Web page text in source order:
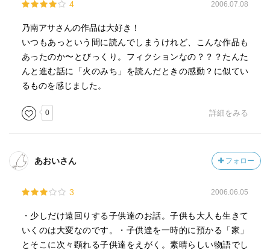
4 2006.07.08
乃南アサさんの作品は大好き！
いつもあっという間に読んでしまうけれど、こんな作品も
あったのか〜とびっくり。フィクションなの？？？たんた
んと進む話に「火のみち」を読んだときの感動？に似てい
るものを感じました。
0 詳細をみる
あおいさん フォロー
3 2006.06.05
・少しだけ遠回りする子供達のお話。子供も大人も生きて
いくのは大変なのです。・子供達を一時的に預かる「家」
とそこに次々顕れる子供達をえがく。素晴らしい物語でし